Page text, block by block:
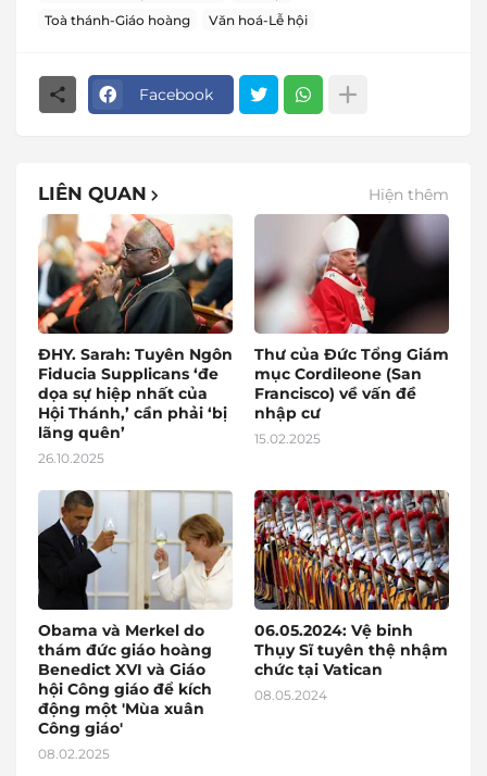
Toà thánh-Giáo hoàng
Văn hoá-Lễ hội
Facebook
LIÊN QUAN Hiện thêm
ĐHY. Sarah: Tuyên Ngôn
Fiducia Supplicans ‘đe
dọa sự hiệp nhất của
Hội Thánh,’ cần phải ‘bị
lãng quên’
26.10.2025
Thư của Đức Tổng Giám
mục Cordileone (San
Francisco) về vấn đề
nhập cư
15.02.2025
Obama và Merkel do
thám đức giáo hoàng
Benedict XVI và Giáo
hội Công giáo để kích
động một 'Mùa xuân
Công giáo'
08.02.2025
06.05.2024: Vệ binh
Thụy Sĩ tuyên thệ nhậm
chức tại Vatican
08.05.2024